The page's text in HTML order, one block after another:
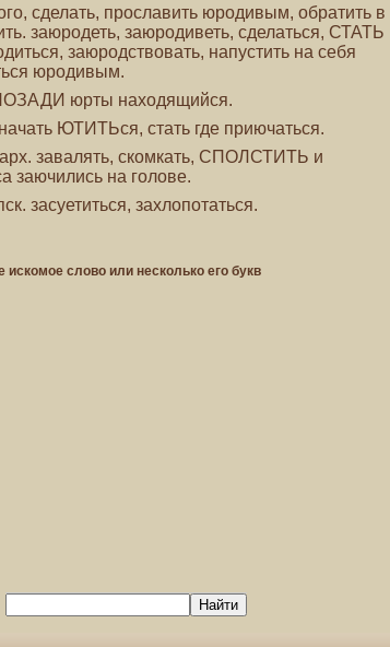
сделать, прославить юродивым, обратить в
заюродеть, заюродиветь, сделаться, СТАТЬ
заюродствовать, напустить на себя
юродивым.
юрты находящийся.
ЮТИТЬся, стать где приючаться.
арх. завалять, скомкать, СПОЛСТИТЬ и
заючились на голове.
засуетиться, захлопотаться.
искомое слово или несколько его букв